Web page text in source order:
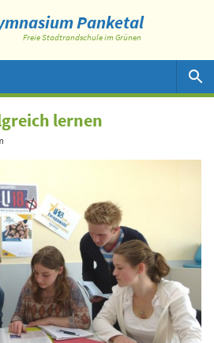
Panketal
Freie Stadtrandschule im Grünen
lernen